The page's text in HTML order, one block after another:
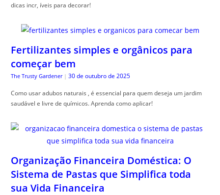
dicas incr, íveis para decorar!
Fertilizantes simples e orgânicos para
começar bem
The Trusty Gardener | 30 de outubro de 2025
Como usar adubos naturais , é essencial para quem deseja um jardim
saudável e livre de químicos. Aprenda como aplicar!
Organização Financeira Doméstica: O
Sistema de Pastas que Simplifica toda
sua Vida Financeira